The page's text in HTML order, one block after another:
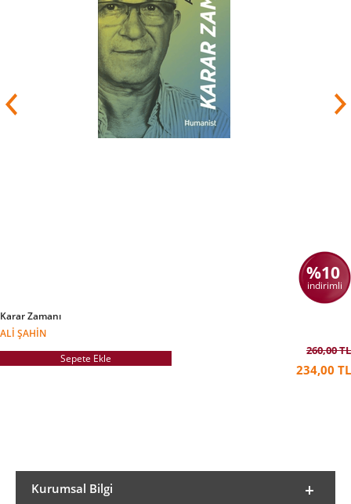
%10
indirimli
Karar Zamanı
ALI ŞAHIN
Sepete Ekle
260,00 TL
234,00 TL
Kurumsal Bilgi